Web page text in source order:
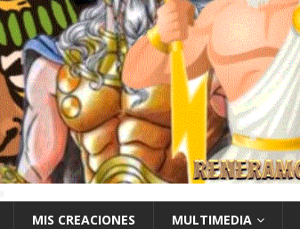
❅
MIS CREACIONES MULTIMEDIA